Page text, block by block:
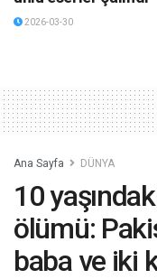
2026-03-30
Ana Sayfa DÜNYA
10
ölümü:
baba ve iki